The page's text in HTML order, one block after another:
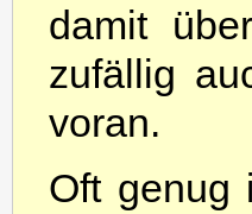
damit
zufällig
voran.
Oft genug